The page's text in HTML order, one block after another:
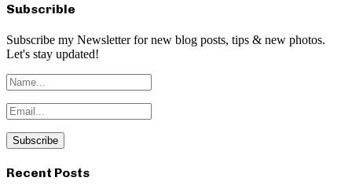
Subscrible
Subscribe my Newsletter for new blog posts, tips & new photos.
Let's stay updated!
Recent Posts